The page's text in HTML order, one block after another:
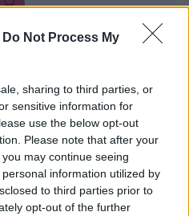
Do Not Process My
sharing to third parties, or
sensitive information for
use the below opt-out
Please note that after your
may continue seeing
information utilized by
to third parties prior to
opt-out of the further
dzień po
zajścia w ciążę trzy
Czy w takim wypadku
po? Partner nie ma
coś się nie
- specjalista radzi, dla